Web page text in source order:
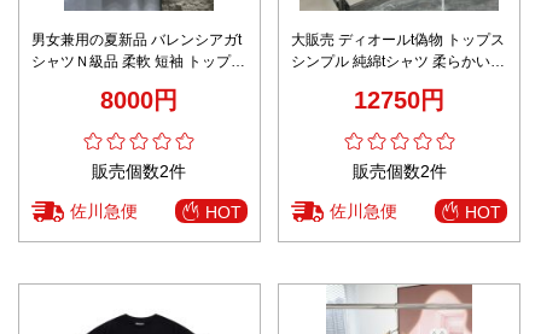
男女兼用の夏新品 バレンシアガt
シャツＮ級品 柔軟 短袖 トップス
8000円
販売個数2件
佐川急便 HOT
大販売 ディオールt偽物 トップス
シンプル 純綿tシャツ 柔らかい
12750円
販売個数2件
佐川急便 HOT